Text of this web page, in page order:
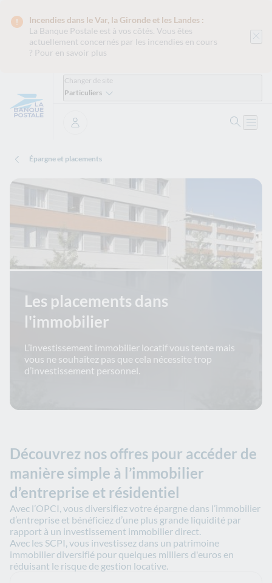
Incendies dans le Var, la Gironde et les Landes :
La Banque Postale est à vos côtés. Vous êtes
actuellement concernés par les incendies en cours
? Pour en savoir plus
Changer de site
Particuliers
Se connecter
Épargne et placements
Les placements dans
l'immobilier
L’investissement immobilier locatif vous tente mais
vous ne souhaitez pas que cela nécessite trop
d’investissement personnel.
Découvrez nos offres pour accéder de
manière simple à l’immobilier
d’entreprise et résidentiel
Avec l’OPCI, vous diversifiez votre épargne dans l’immobilier
d’entreprise et bénéficiez d’une plus grande liquidité par
rapport à un investissement immobilier direct.
Avec les SCPI, vous investissez dans un patrimoine
immobilier diversifié pour quelques milliers d'euros en
réduisant le risque de gestion locative.